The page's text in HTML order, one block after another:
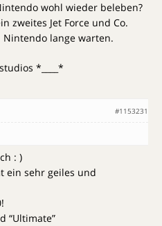
wohl wieder beleben?
zweites Jet Force und Co.
lange warten.
*____*
#1153231
: )
ein sehr geiles und
“Ultimate”